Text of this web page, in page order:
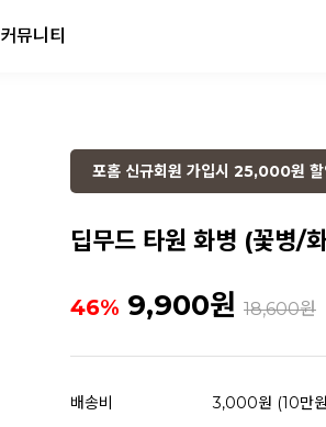
커뮤니티
포홈 신규회원 가입시 25,000원 할
딥무드 타원 화병 (꽃병/
46% 9,900원 18,600원
배송비 3,000원 (10만